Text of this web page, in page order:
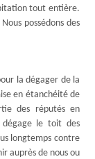
tout entière.
possédons des
la dégager de la
en étanchéité de
des réputés en
dégage le toit des
longtemps contre
auprès de nous ou